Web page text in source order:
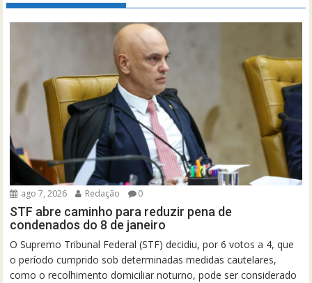
ago 7, 2026 Redação 0
STF abre caminho para reduzir pena de
condenados do 8 de janeiro
O Supremo Tribunal Federal (STF) decidiu, por 6 votos a 4, que
o período cumprido sob determinadas medidas cautelares,
como o recolhimento domiciliar noturno, pode ser considerado